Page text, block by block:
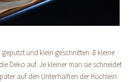
geputzt und klein geschnitten. 8 kleine
Deko auf. Je kleiner man sie schneidet
auf den Unterhälften der Küchlein.